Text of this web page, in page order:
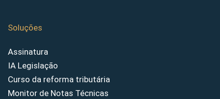
Soluções
Assinatura
IA Legislação
Curso da reforma tributária
Monitor de Notas Técnicas